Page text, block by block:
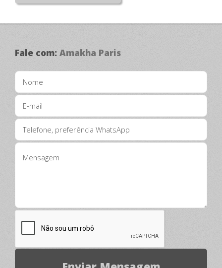
Fale com: Amakha Paris